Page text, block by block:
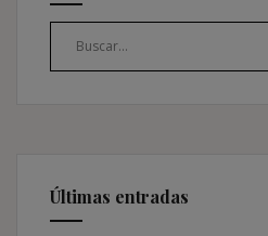
Últimas entradas